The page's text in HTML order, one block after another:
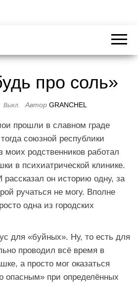
про соль»
Выкл. Автор GRANCHEL
прошли в славном граде
союзной республики
родственников работал
в психиатрической клинике.
рассказал он историю одну, за
ручаться не могу. Вполне
одна из городских
для «буйных». Ну, то есть для
проводил всё время в
а просто мог оказаться
опасным» при определённых